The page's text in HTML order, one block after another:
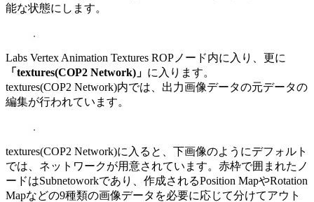
能な状態にします。
Labs Vertex Animation Textures ROPノード内に入り、更に
「textures(COP2 Network)」 に入ります。
textures(COP2 Network)内では、出力画像データの元データの
編集が行われています。
textures(COP2 Network)に入ると、下画像のようにデフォルト
では、ネットワークが用意されています。赤枠で囲まれたノ
ードはSubnetoworkであり、作成されるPosition MapやRotation
Mapなどの9種類の画像データを必要に応じて分けてアウト